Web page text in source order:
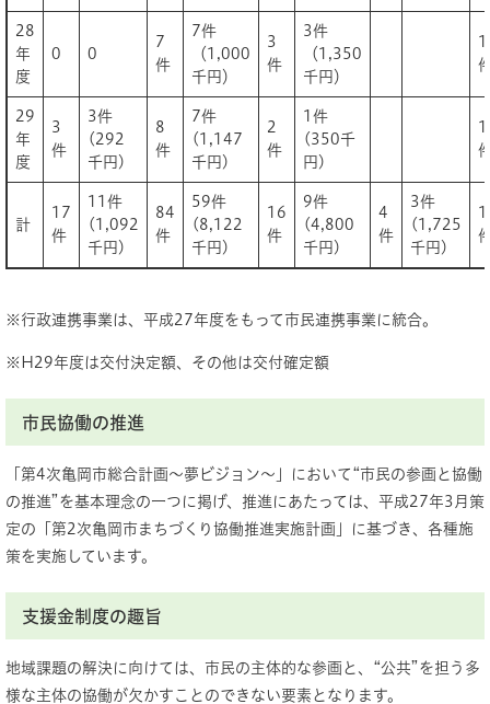
28
年
度
0 0
7
件
7件
（1,000
千円）
3
件
3件
（1,350
千円）
29
年
度
3
件
3件
(292
千円)
8
件
7件
(1,147
千円)
2
件
1件
(350千
円)
計
17
件
11件
(1,092
千円)
84
件
59件
(8,122
千円)
16
件
9件
(4,800
千円)
4
件
3件
(1,725
千円)
※行政連携事業は、平成27年度をもって市民連携事業に統合。
※H29年度は交付決定額、その他は交付確定額
市民協働の推進
「第4次亀岡市総合計画～夢ビジョン～」において“市民の参画と協働
の推進”を基本理念の一つに掲げ、推進にあたっては、平成27年3月策
定の「第2次亀岡市まちづくり協働推進実施計画」に基づき、各種施
策を実施しています。
支援金制度の趣旨
地域課題の解決に向けては、市民の主体的な参画と、“公共”を担う多
様な主体の協働が欠かすことのできない要素となります。